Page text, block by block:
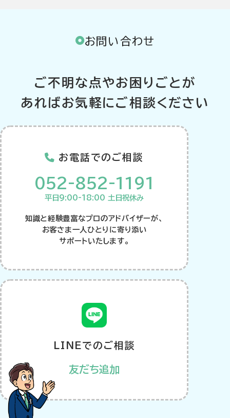
お問い合わせ
ご不明な点やお困りごとが
あればお気軽にご相談ください
お電話でのご相談
052-852-1191
平日9:00-18:00 土日祝休み
知識と経験豊富なプロのアドバイザーが、
お客さま一人ひとりに寄り添い
サポートいたします。
LINEでのご相談
友だち追加